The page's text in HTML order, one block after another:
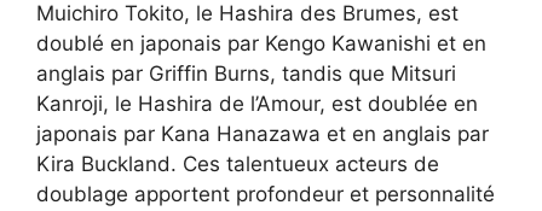
Muichiro Tokito, le Hashira des Brumes, est
doublé en japonais par Kengo Kawanishi et en
anglais par Griffin Burns, tandis que Mitsuri
Kanroji, le Hashira de l’Amour, est doublée en
japonais par Kana Hanazawa et en anglais par
Kira Buckland. Ces talentueux acteurs de
doublage apportent profondeur et personnalité